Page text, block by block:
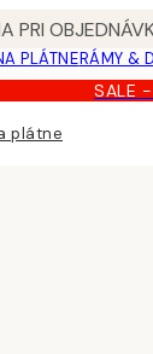
PRI
PLÁTNERÁMY &
SALE
plátne